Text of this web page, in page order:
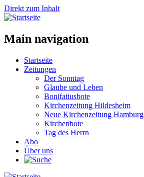
Direkt zum Inhalt
Main navigation
Startseite
Zeitungen
Der Sonntag
Glaube und Leben
Bonifatiusbote
Kirchenzeitung Hildesheim
Neue Kirchenzeitung Hamburg
Kirchenbote
Tag des Herrn
Abo
Über uns